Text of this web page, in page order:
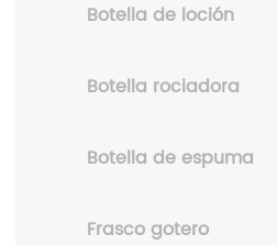
Botella de loción
Botella rociadora
Botella de espuma
Frasco gotero